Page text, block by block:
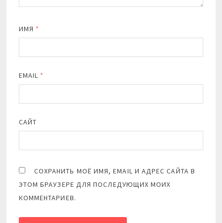
ИМЯ *
EMAIL *
САЙТ
СОХРАНИТЬ МОЁ ИМЯ, EMAIL И АДРЕС САЙТА В
ЭТОМ БРАУЗЕРЕ ДЛЯ ПОСЛЕДУЮЩИХ МОИХ
КОММЕНТАРИЕВ.